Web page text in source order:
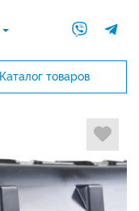
Каталог товаров